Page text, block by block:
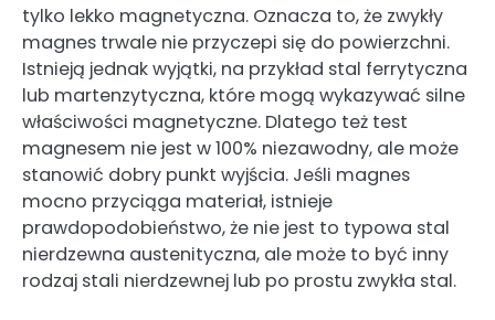
tylko lekko magnetyczna. Oznacza to, że zwykły
magnes trwale nie przyczepi się do powierzchni.
Istnieją jednak wyjątki, na przykład stal ferrytyczna
lub martenzytyczna, które mogą wykazywać silne
właściwości magnetyczne. Dlatego też test
magnesem nie jest w 100% niezawodny, ale może
stanowić dobry punkt wyjścia. Jeśli magnes
mocno przyciąga materiał, istnieje
prawdopodobieństwo, że nie jest to typowa stal
nierdzewna austenityczna, ale może to być inny
rodzaj stali nierdzewnej lub po prostu zwykła stal.